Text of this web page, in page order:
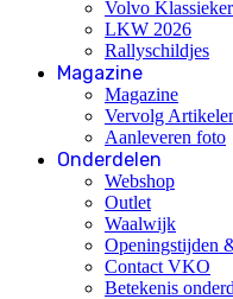
Volvo
LKW 2026
Rallyschildjes
Magazine
Magazine
Vervolg
Aanleveren foto
Onderdelen
Webshop
Outlet
Waalwijk
Openingstijden
Contact VKO
Betekenis